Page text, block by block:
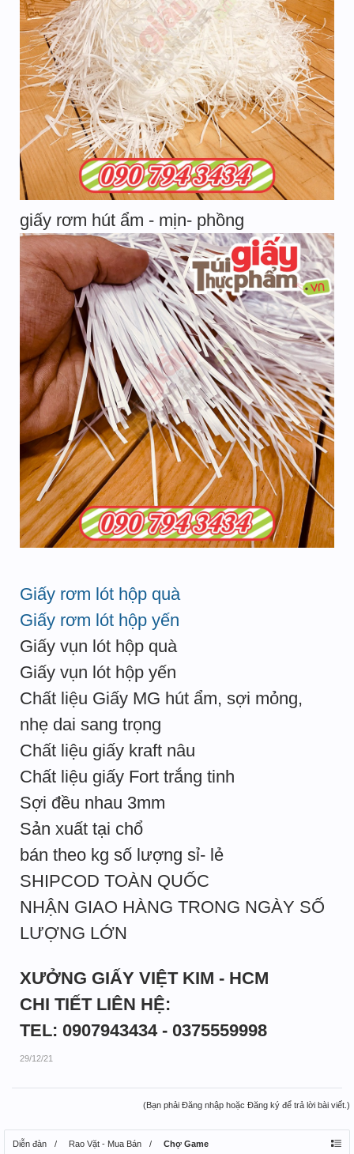
giấy rơm hút ẩm - mịn- phồng
Giấy rơm lót hộp quà
Giấy rơm lót hộp yến
Giấy vụn lót hộp quà
Giấy vụn lót hộp yến
Chất liệu Giấy MG hút ẩm, sợi mỏng,
nhẹ dai sang trọng
Chất liệu giấy kraft nâu
Chất liệu giấy Fort trắng tinh
Sợi đều nhau 3mm
Sản xuất tại chổ
bán theo kg số lượng sỉ- lẻ
SHIPCOD TOÀN QUỐC
NHẬN GIAO HÀNG TRONG NGÀY SỐ
LƯỢNG LỚN
XƯỞNG GIẤY VIỆT KIM - HCM
CHI TIẾT LIÊN HỆ:
TEL: 0907943434 - 0375559998
29/12/21
(Bạn phải Đăng nhập hoặc Đăng ký để trả lời bài viết.)
Diễn đàn Rao Vặt - Mua Bán Chợ Game